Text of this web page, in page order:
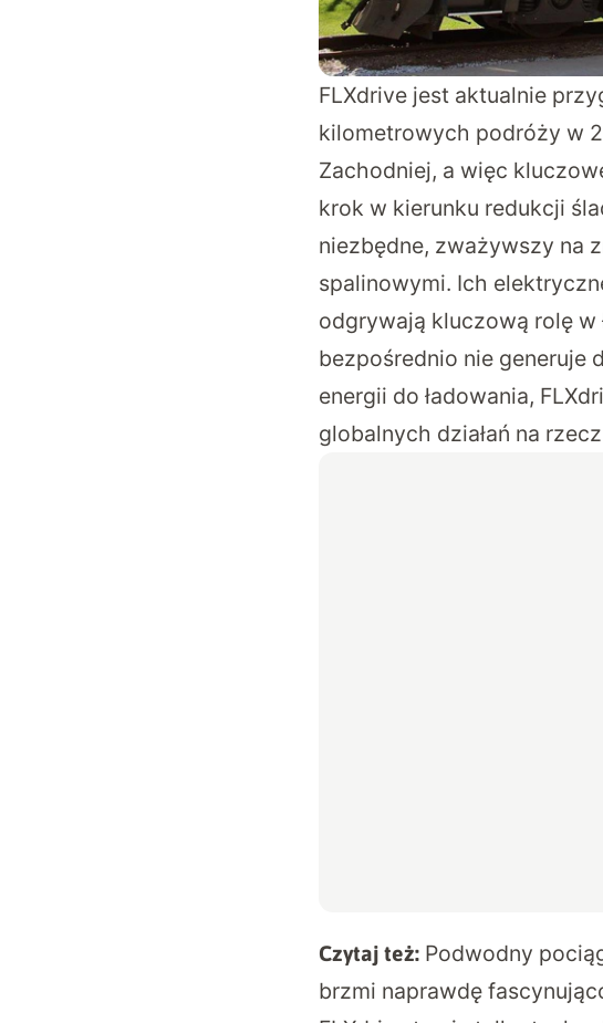
FLXdrive jest aktualnie
kilometrowych podróży w
Zachodniej, a więc
krok w kierunku redukcji
niezbędne, zważywszy na
spalinowymi. Ich
odgrywają kluczową rolę w
bezpośrednio nie generuje
energii do ładowania,
globalnych działań na
Czytaj też: Podwodny
brzmi naprawdę